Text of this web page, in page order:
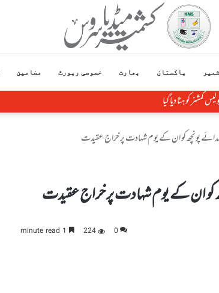
پاکستان بھارت خصوصی رپورٹ مضامین
کمشنر کو ہٹا دیاگیا
پونچھ کو ان کے یوم شہادت پر خراج عقیدت
کو ان کے یوم شہادت پر خراج عقیدت
0
224